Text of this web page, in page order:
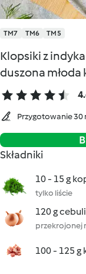
TM7 TM6 TM5
Klopsiki z
duszona młoda
Przygotowanie 30
Składniki
10 - 15 g
tylko liście
120 g cebuli
przekrojonej
100 - 125 g